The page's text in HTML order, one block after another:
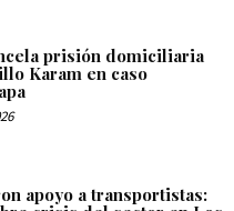
prisión domiciliaria
Karam en caso
apoyo a transportistas: